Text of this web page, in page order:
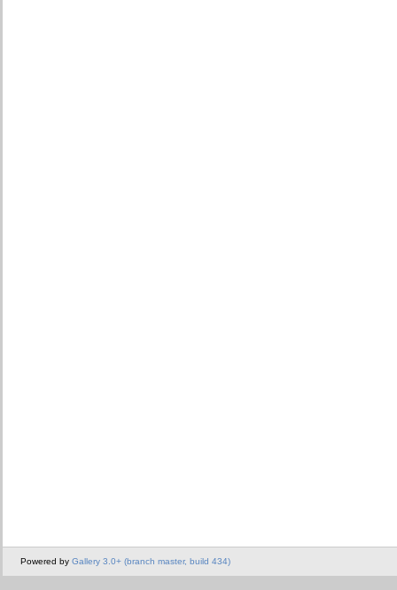
Powered by Gallery 3.0+ (branch master, build 434)